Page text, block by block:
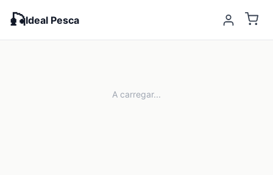
🎣Ideal Pesca
A carregar...